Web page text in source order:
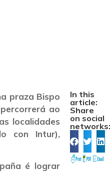
praza Bispo
ao
localidades
con Intur),
é lograr
In this
article:
Share
on social